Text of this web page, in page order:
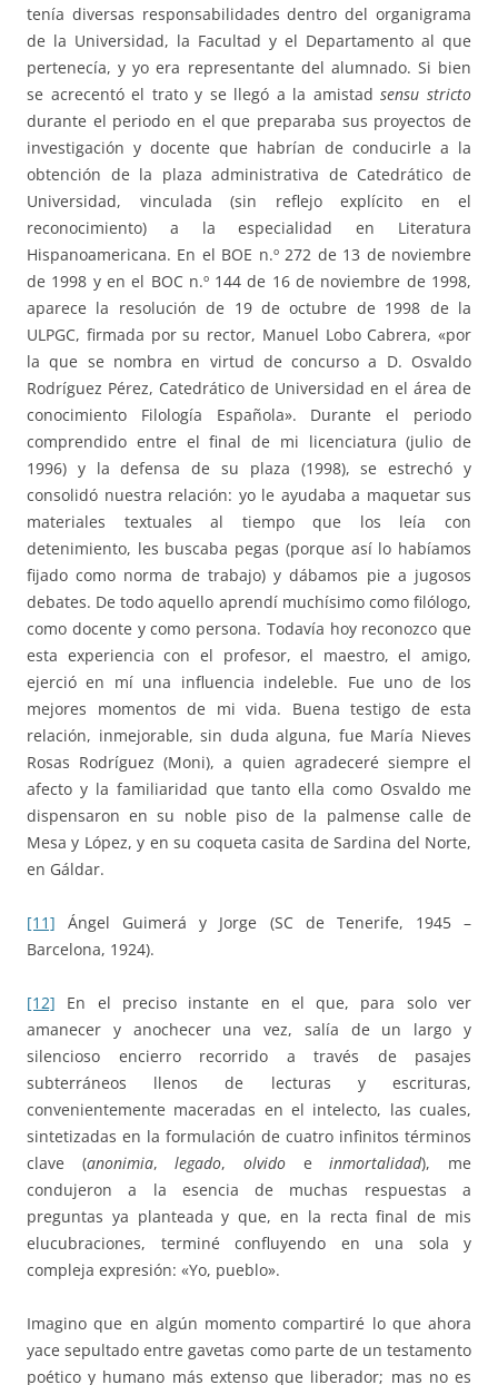
tenía diversas responsabilidades dentro del organigrama
de la Universidad, la Facultad y el Departamento al que
pertenecía, y yo era representante del alumnado. Si bien
se acrecentó el trato y se llegó a la amistadsensu stricto
durante el periodo en el que preparaba sus proyectos de
investigación y docente que habrían de conducirle a la
obtención de la plaza administrativa de Catedrático de
Universidad, vinculada (sin reflejo explícito en el
reconocimiento) a la especialidad en Literatura
Hispanoamericana. En el BOE n.º 272 de 13 de noviembre
de 1998 y en el BOC n.º 144 de 16 de noviembre de 1998,
aparece la resolución de 19 de octubre de 1998 de la
ULPGC, firmada por su rector, Manuel Lobo Cabrera, «por
la que se nombra en virtud de concurso a D. Osvaldo
Rodríguez Pérez, Catedrático de Universidad en el área de
conocimiento Filología Española». Durante el periodo
comprendido entre el final de mi licenciatura (julio de
1996) y la defensa de su plaza (1998), se estrechó y
consolidó nuestra relación: yo le ayudaba a maquetar sus
materiales textuales al tiempo que los leía con
detenimiento, les buscaba pegas (porque así lo habíamos
fijado como norma de trabajo) y dábamos pie a jugosos
debates. De todo aquello aprendí muchísimo como filólogo,
como docente y como persona. Todavía hoy reconozco que
esta experiencia con el profesor, el maestro, el amigo,
ejerció en mí una influencia indeleble. Fue uno de los
mejores momentos de mi vida. Buena testigo de esta
relación, inmejorable, sin duda alguna, fue María Nieves
Rosas Rodríguez (Moni), a quien agradeceré siempre el
afecto y la familiaridad que tanto ella como Osvaldo me
dispensaron en su noble piso de la palmense calle de
Mesa y López, y en su coqueta casita de Sardina del Norte,
en Gáldar.
[11] Ángel Guimerá y Jorge (SC de Tenerife, 1945 –
Barcelona, 1924).
[12] En el preciso instante en el que, para solo ver
amanecer y anochecer una vez, salía de un largo y
silencioso encierro recorrido a través de pasajes
subterráneos llenos de lecturas y escrituras,
convenientemente maceradas en el intelecto, las cuales,
sintetizadas en la formulación de cuatro infinitos términos
clave (anonimia,legado,olvido einmortalidad), me
condujeron a la esencia de muchas respuestas a
preguntas ya planteada y que, en la recta final de mis
elucubraciones, terminé confluyendo en una sola y
compleja expresión: «Yo, pueblo».
Imagino que en algún momento compartiré lo que ahora
yace sepultado entre gavetas como parte de un testamento
poético y humano más extenso que liberador; mas no es